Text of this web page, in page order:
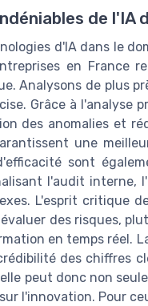
de l'IA
d'IA dans le
en France
Analysons de plus
Grâce à l'analyse
des anomalies et
une
sont
l'audit interne,
L'esprit critique
des risques,
en temps réel.
des chiffres
peut donc non
l'innovation. Pour